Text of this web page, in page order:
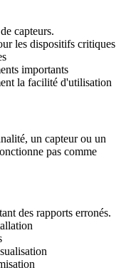
capteurs.
les dispositifs critiques
importants
la facilité d'utilisation
un capteur ou un
pas comme
des rapports erronés.